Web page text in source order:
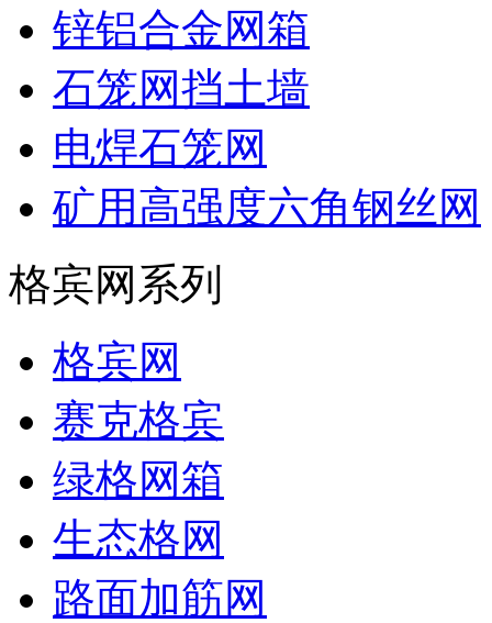
锌铝合金网箱
石笼网挡土墙
电焊石笼网
矿用高强度六角钢丝网
格宾网系列
格宾网
赛克格宾
绿格网箱
生态格网
路面加筋网